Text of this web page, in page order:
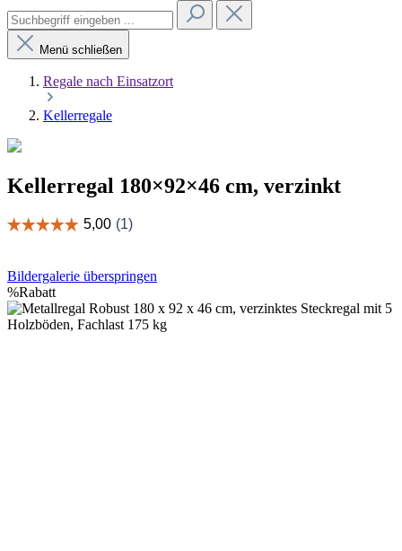
Menü schließen
Regale nach Einsatzort
Kellerregale
Kellerregal 180×92×46 cm, verzinkt
Bildergalerie überspringen
%Rabatt